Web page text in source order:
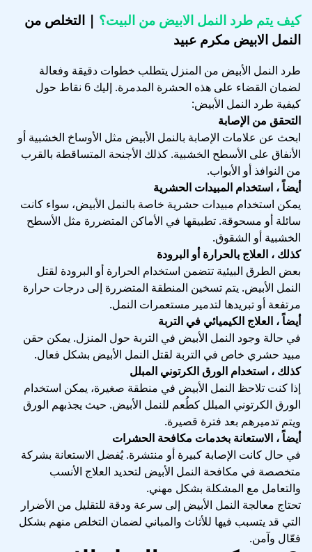
كيف يتم طرد النمل الابيض من البيت؟ | التخلص من
النمل الابيض مكرم عبيد
طرد النمل الأبيض من المنزل يتطلب خطوات دقيقة وفعالة
لضمان القضاء على هذه الحشرة المدمرة. إليك 6 نقاط حول
كيفية طرد النمل الأبيض:
التحقق من الإصابة
ابحث عن علامات الإصابة بالنمل الأبيض مثل الأوساخ الخشبية أو
الأنفاق على الأسطح الخشبية. كذلك الأجنحة المتساقطة بالقرب
من النوافذ أو الأبواب.
أيضاً ، استخدام المبيدات الحشرية
يمكن استخدام مبيدات حشرية خاصة بالنمل الأبيض، سواء كانت
سائلة أو مسحوقة. تطبيقها في الأماكن المتضررة مثل الأسطح
الخشبية أو الشقوق.
كذلك ، العلاج بالحرارة أو البرودة
بعض الطرق البيئية تتضمن استخدام الحرارة أو البرودة لقتل
النمل الأبيض. يتم تسخين المنطقة المتضررة إلى درجات حرارة
مرتفعة أو تبريدها لتدمير مستعمرات النمل.
أيضاً ، العلاج الكيميائي في التربة
في حالة وجود النمل الأبيض في التربة حول المنزل. يمكن حقن
مبيد حشري خاص في التربة لقتل النمل الأبيض بشكل فعال.
كذلك ، استخدام الورق الكرتوني المبلل
إذا كنت تلاحظ النمل الأبيض في منطقة صغيرة، يمكن استخدام
الورق الكرتوني المبلل كطُعم للنمل الأبيض. حيث يجذبهم الورق
ويتم تدميرهم بعد فترة قصيرة.
أيضاً ، الاستعانة بخدمات مكافحة الحشرات
في حال كانت الإصابة كبيرة أو منتشرة. يُفضل الاستعانة بشركة
متخصصة في مكافحة النمل الأبيض لتحديد العلاج الأنسب
والتعامل مع المشكلة بشكل مهني.
تحتاج معالجة النمل الأبيض إلى سرعة ودقة للتقليل من الأضرار
التي قد يتسبب فيها للأثاث والمباني لضمان التخلص منهم بشكل
فعّال وآمن.